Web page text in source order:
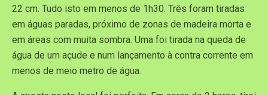
22 cm. Tudo isto em menos de 1h30. Três foram tiradas
em águas paradas, próximo de zonas de madeira morta e
em áreas com muita sombra. Uma foi tirada na queda de
água de um açude e num lançamento à contra corrente em
menos de meio metro de água.